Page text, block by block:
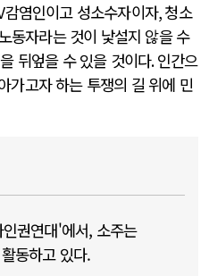
감염인이고 성소수자이자,청소
동자라는 것이 낯설지 않을 수
뒤엎을 수 있을 것이다.인간으
가고자 하는 투쟁의 길 위에 민
권연대'에서, 소주는
동하고 있다.